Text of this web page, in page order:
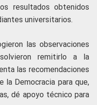
resultados obtenidos
universitarios.
las observaciones
remitirlo a la
las recomendaciones
Democracia para que,
dé apoyo técnico para